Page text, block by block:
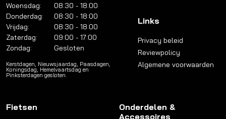
Woensdag:
08:30 - 18:00
Donderdag:
08:30 - 18:00
Vrijdag:
08:30 - 18:00
Zaterdag:
09:00 - 17:00
Zondag:
Gesloten
Kerstdagen, Nieuwsjaardag, Paasdagen,
Koningsdag, Hemelvaartsdag en
Pinksterdagen gesloten.
Links
Privacy beleid
Reviewpolicy
Algemene voorwaarden
Fietsen
Onderdelen &
Accessoires